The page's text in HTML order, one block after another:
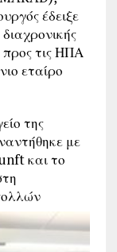
έδειξε
προς τις ΗΠΑ
εταίρο
της
με
και το